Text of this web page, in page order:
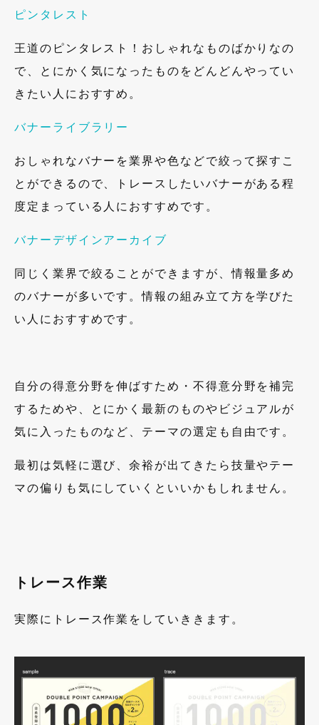
ピンタレスト
王道のピンタレスト！おしゃれなものばかりなの
で、とにかく気になったものをどんどんやってい
きたい人におすすめ。
バナーライブラリー
おしゃれなバナーを業界や色などで絞って探すこ
とができるので、トレースしたいバナーがある程
度定まっている人におすすめです。
バナーデザインアーカイブ
同じく業界で絞ることができますが、情報量多め
のバナーが多いです。情報の組み立て方を学びた
い人におすすめです。
自分の得意分野を伸ばすため・不得意分野を補完
するためや、とにかく最新のものやビジュアルが
気に入ったものなど、テーマの選定も自由です。
最初は気軽に選び、余裕が出てきたら技量やテー
マの偏りも気にしていくといいかもしれません。
トレース作業
実際にトレース作業をしていききます。